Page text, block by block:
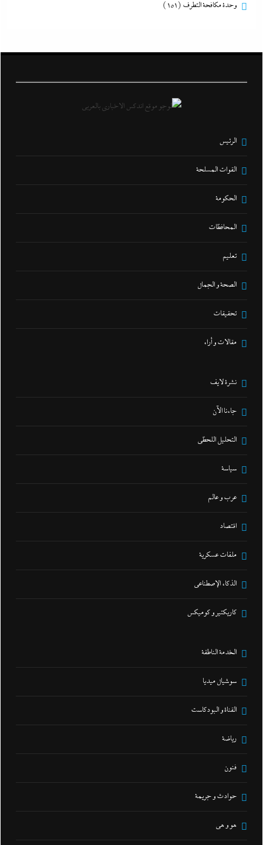
وحدة مكافحة التطرف (151)
الرئيس
القوات المسلحة
الحكومة
المحافظات
تعليم
الصحة و الجمال
تحقيقات
مقالات و أراء
نشرة لايف
جاءنا الآن
التحليل اللحظي
سياسة
عرب و عالم
اقتصاد
ملفات عسكرية
الذكاء الإصطناعي
كاريكتير و كوميكس
الخدمة الناطقة
سوشيال ميديا
القناة و البودكاست
رياضة
فنون
حوادث و جريمة
هو و هي